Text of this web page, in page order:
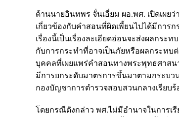
ด้านนายอินทพร จั่นเอี่ยม ผอ.พศ. เปิดเผ
เกี่ยวข้องกับคำสอนที่ผิดเพี้ยนไปได้มีการ
เรื่องนี้เป็นเรื่องละเอียดอ่อนจะส่งผลกร
กับการกระทำที่อาจเป็นภัยหรือผลกระท
บุคคลที่เผยแพร่คำสอนทางพระพุทธศาสน
มีการยกระดับมาตรการขึ้นมาตามกระบ
กองบัญชาการตำรวจสอบสวนกลางเรียบ
โดยกรณีดังกล่าว พศ.ไม่มีอำนาจในการเ